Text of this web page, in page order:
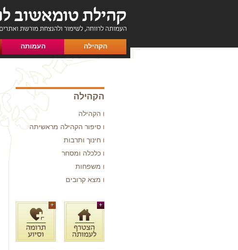
הקהילה העמותה
הקהילה
הקהילה
סיפור הקהילה מראשיתה
חינוך ותרבות
כלכלה ומסחר
משפחות
מצא קרובים